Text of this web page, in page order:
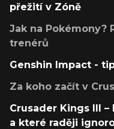
přežití v Zóně
Jak na Pokémony?
trenérů
Genshin Impact -
Za koho začít v
Crusader Kings III
a které raději